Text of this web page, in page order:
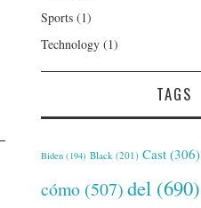
Sports (1)
Technology (1)
TAGS
Biden (194) Black (201) Cast (306)
cómo (507)del (690)